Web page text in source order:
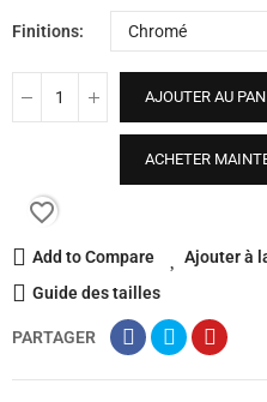
Finitions
AJOUTER AU
ACHETER
favorite_border
Add to Compare
Ajouter à
Guide des tailles
PARTAGER